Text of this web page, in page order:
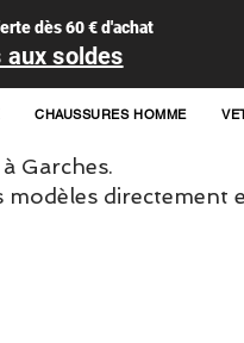
dès 60 € d'achat
aux soldes
CHAUSSURES HOMME
Garches.
directement